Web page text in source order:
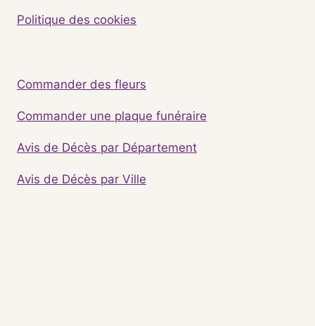
Politique des cookies
Commander des fleurs
Commander une plaque funéraire
Avis de Décès par Département
Avis de Décès par Ville